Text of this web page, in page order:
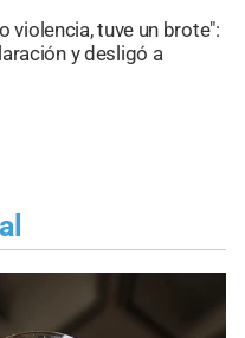
violencia, tuve un brote":
y desligó a